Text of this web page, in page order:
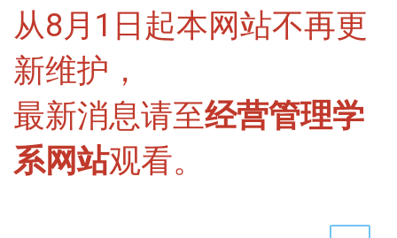
从8月1日起本网站不再更
新维护，
最新消息请至经营管理学
系网站观看。